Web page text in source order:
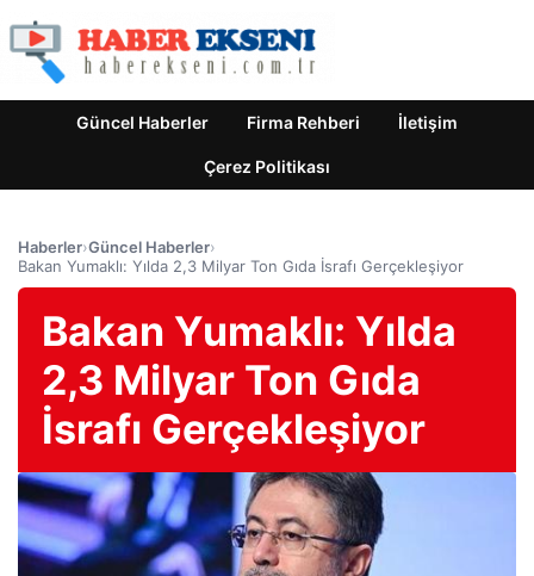
Güncel Haberler Firma Rehberi İletişim
Çerez Politikası
Haberler›Güncel Haberler›
Bakan Yumaklı: Yılda 2,3 Milyar Ton Gıda İsrafı Gerçekleşiyor
Bakan Yumaklı: Yılda
2,3 Milyar Ton Gıda
İsrafı Gerçekleşiyor